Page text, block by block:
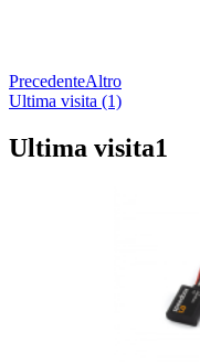
PrecedenteAltro
Ultima visita (1)
Ultima visita1